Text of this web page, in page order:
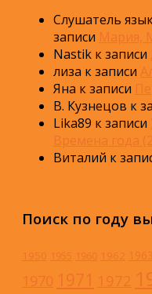
Слушатель
записи Мария,
Nastik к записи
лиза к записи
Яна к записи
В. Кузнецов к
Lika89 к записи
Времена года
Виталий к
Поиск по году
1950 1955 1960 1962 1963
1970 1971 1972